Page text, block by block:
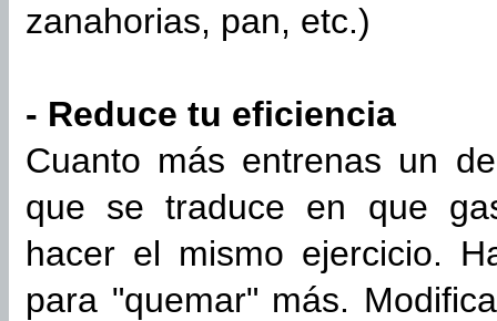
zanahorias, pan, etc.)
- Reduce tu eficiencia
Cuanto más entrenas un
que se traduce en que
hacer el mismo ejercicio.
para "quemar" más.